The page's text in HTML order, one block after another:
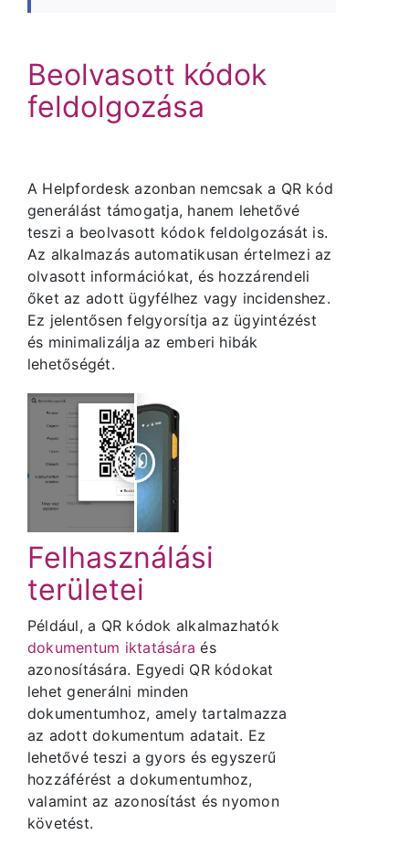
Beolvasott kódok
feldolgozása
A Helpfordesk azonban nemcsak a QR kód
generálást támogatja, hanem lehetővé
teszi a beolvasott kódok feldolgozását is.
Az alkalmazás automatikusan értelmezi az
olvasott információkat, és hozzárendeli
őket az adott ügyfélhez vagy incidenshez.
Ez jelentősen felgyorsítja az ügyintézést
és minimalizálja az emberi hibák
lehetőségét.
Felhasználási
területei
Például, a QR kódok alkalmazhatók
dokumentum iktatására és
azonosítására. Egyedi QR kódokat
lehet generálni minden
dokumentumhoz, amely tartalmazza
az adott dokumentum adatait. Ez
lehetővé teszi a gyors és egyszerű
hozzáférést a dokumentumhoz,
valamint az azonosítást és nyomon
követést.